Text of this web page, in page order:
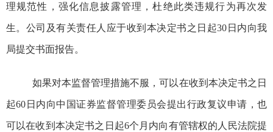
理规范性，强化信息披露管理，杜绝此类违规行为再次发
生。公司及有关责任人应于收到 本决定书之日起30日内向我
局提交书面报告。
如果对本监督管理措施不服，可以在收到本决定书之日
起60日内向中国证券监督管理委员会提出行政复议申请，也
可以在收到本决定书之日起6个月内向有管辖权的人民法院提